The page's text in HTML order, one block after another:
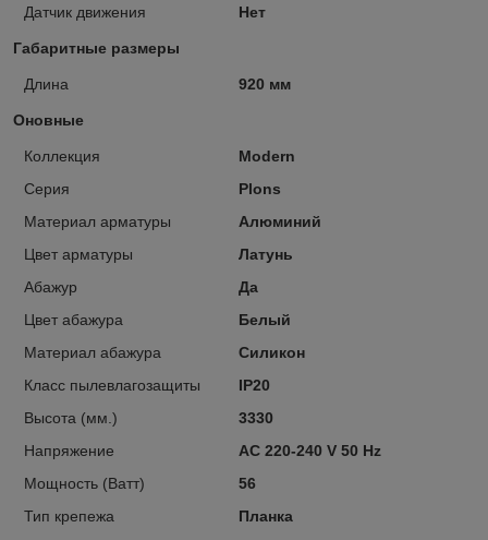
Датчик движения
Нет
Габаритные размеры
Длина 920 мм
Оновные
Коллекция
Modern
Серия
Plons
Материал арматуры
Алюминий
Цвет арматуры
Латунь
Абажур
Да
Цвет абажура
Белый
Материал абажура
Силикон
Класс пылевлагозащиты
IP20
Высота (мм.)
3330
Напряжение
AC 220-240 V 50 Hz
Мощность (Ватт)
56
Тип крепежа
Планка